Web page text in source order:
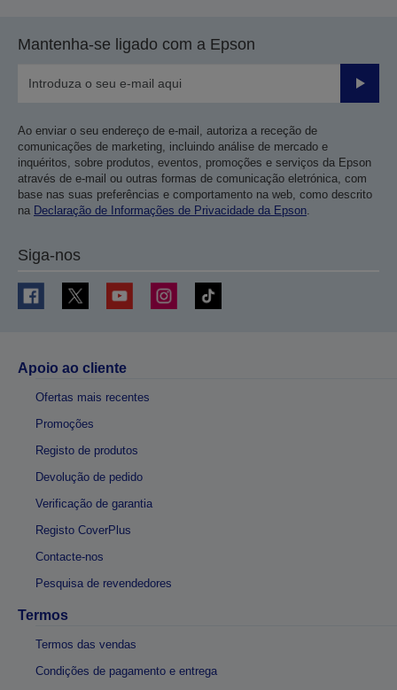
Mantenha-se ligado com a Epson
Enviar
Ao enviar o seu endereço de e-mail, autoriza a receção de
comunicações de marketing, incluindo análise de mercado e
inquéritos, sobre produtos, eventos, promoções e serviços da Epson
através de e-mail ou outras formas de comunicação eletrónica, com
base nas suas preferências e comportamento na web, como descrito
na Declaração de Informações de Privacidade da Epson.
Siga-nos
Apoio ao cliente
Ofertas mais recentes
Promoções
Registo de produtos
Devolução de pedido
Verificação de garantia
Registo CoverPlus
Contacte-nos
Pesquisa de revendedores
Termos
Termos das vendas
Condições de pagamento e entrega